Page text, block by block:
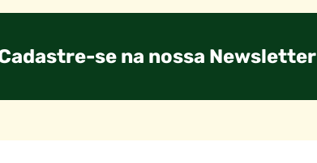
se na nossa Newsletter